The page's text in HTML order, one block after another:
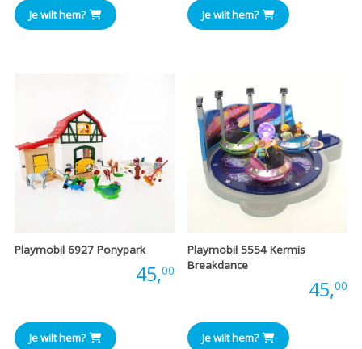
Je wilt hem? Je wilt hem?
Playmobil 6927 Ponypark
45,00
Je wilt hem?
Playmobil 5554 Kermis
Breakdance
45,00
Je wilt hem?